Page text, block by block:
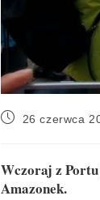
26 czerwca
Wczoraj z Portu
Amazonek.